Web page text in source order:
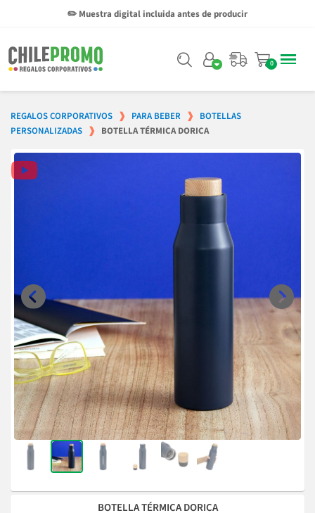
✏️ Muestra digital incluida antes de producir
REGALOS CORPORATIVOS PARA BEBER
BOTELLAS
PERSONALIZADAS
BOTELLA TÉRMICA DORICA
BOTELLA TÉRMICA DORICA